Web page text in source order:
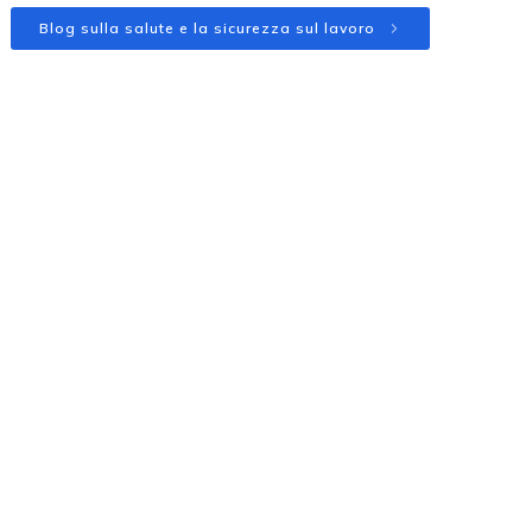
Blog sulla salute e la sicurezza sul lavoro